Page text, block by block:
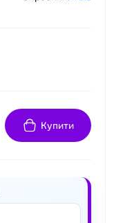
Купити